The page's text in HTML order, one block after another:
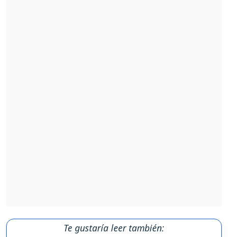
Te gustaría leer también: